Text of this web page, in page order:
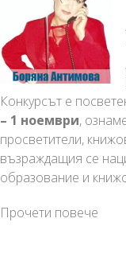
Конкурсът е
– 1 ноември,
просветители,
възраждащия се
образование и
Прочети повече